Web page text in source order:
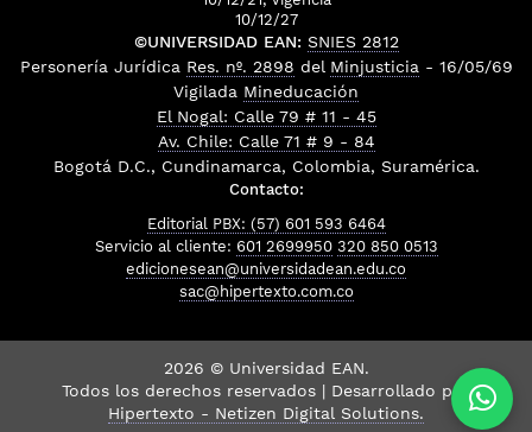
10/12/27
©UNIVERSIDAD EAN: SNIES 2812
Personería Jurídica Res. nº. 2898 del Minjusticia - 16/05/69
Vigilada Mineducación
El Nogal: Calle 79 # 11 - 45
Av. Chile: Calle 71 # 9 - 84
Bogotá D.C., Cundinamarca, Colombia, Suramérica.
Contacto:
Editorial PBX: (57) 601 593 6464
Servicio al cliente: 601 2699950 320 850 0513
edicionesean@universidadean.edu.co
sac@hipertexto.com.co
2026 © Universidad EAN.
Todos los derechos reservados | Desarrollado por
Hipertexto - Netizen Digital Solutions.